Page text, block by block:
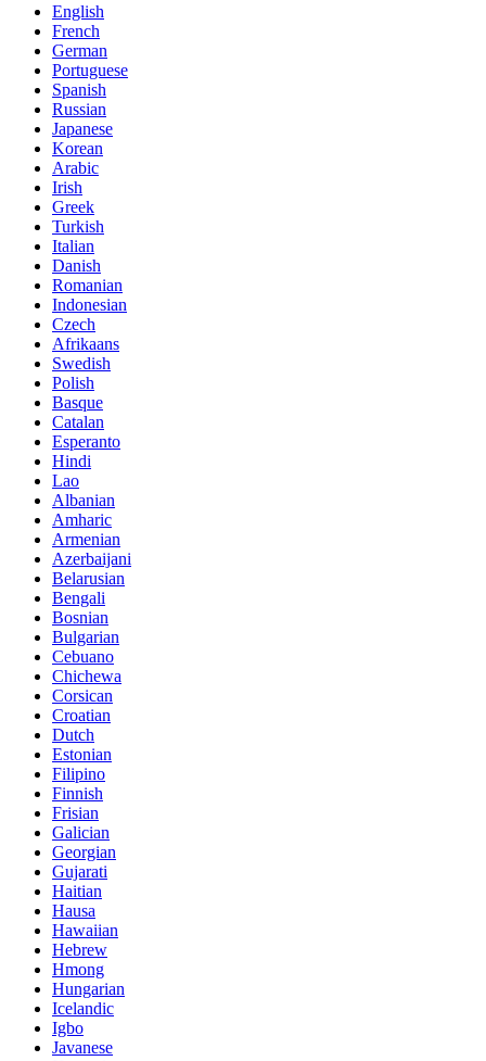
English
French
German
Portuguese
Spanish
Russian
Japanese
Korean
Arabic
Irish
Greek
Turkish
Italian
Danish
Romanian
Indonesian
Czech
Afrikaans
Swedish
Polish
Basque
Catalan
Esperanto
Hindi
Lao
Albanian
Amharic
Armenian
Azerbaijani
Belarusian
Bengali
Bosnian
Bulgarian
Cebuano
Chichewa
Corsican
Croatian
Dutch
Estonian
Filipino
Finnish
Frisian
Galician
Georgian
Gujarati
Haitian
Hausa
Hawaiian
Hebrew
Hmong
Hungarian
Icelandic
Igbo
Javanese